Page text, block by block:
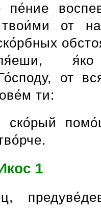
пе́ние
от
от
ти:
ско́рый
1